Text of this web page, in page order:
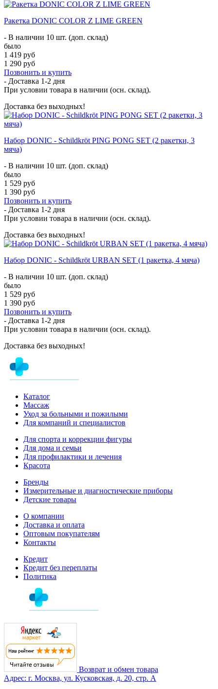
Ракетка DONIC COLOR Z LIME GREEN
- В наличии 10 шт. (доп. склад)
было
1 419 руб
1 290 руб
Позвонить и купить
- Доставка 1-2 дня
При условии товара в наличии (осн. склад).
Доставка без выходных!
Набор DONIC - Schildkröt PING PONG SET (2 ракетки, 3
мяча)
- В наличии 10 шт. (доп. склад)
было
1 529 руб
1 390 руб
Позвонить и купить
- Доставка 1-2 дня
При условии товара в наличии (осн. склад).
Доставка без выходных!
Набор DONIC - Schildkröt URBAN SET (1 ракетка, 4 мяча)
- В наличии 10 шт. (доп. склад)
было
1 529 руб
1 390 руб
Позвонить и купить
- Доставка 1-2 дня
При условии товара в наличии (осн. склад).
Доставка без выходных!
Каталог
Массаж
Уход за больными и пожилыми
Для компаний и специалистов
Для спорта и коррекции фигуры
Для дома и семьи
Для профилактики и лечения
Красота
Бренды
Измерительные и диагностические приборы
Детские товары
О компании
Доставка и оплата
Оптовым покупателям
Контакты
Кредит
Кредит без переплаты
Политика
Возврат и обмен товара
Адрес: г. Москва, ул. Кусковская, д. 20, стр. А